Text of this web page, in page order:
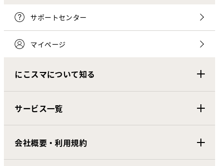
サポートセンター
マイページ
にこスマについて知る
サービス一覧
会社概要・利用規約